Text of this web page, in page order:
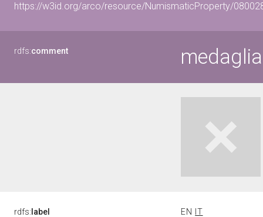
https://w3id.org/arco/resource/NumismaticProperty/
rdfs:comment medaglia
rdfs: label EN IT